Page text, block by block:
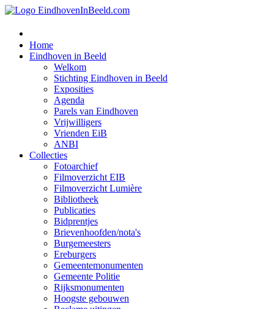
Home
Eindhoven in Beeld
Welkom
Stichting Eindhoven in Beeld
Exposities
Agenda
Parels van Eindhoven
Vrijwilligers
Vrienden EiB
ANBI
Collecties
Fotoarchief
Filmoverzicht EIB
Filmoverzicht Lumière
Bibliotheek
Publicaties
Bidprentjes
Brievenhoofden/nota's
Burgemeesters
Ereburgers
Gemeentemonumenten
Gemeente Politie
Rijksmonumenten
Hoogste gebouwen